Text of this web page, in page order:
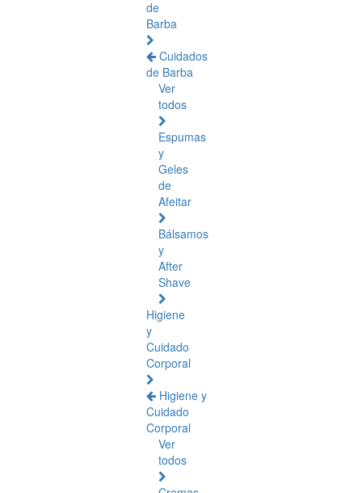
de
Barba
Cuidados
de Barba
Ver
todos
Espumas
y
Geles
de
Afeitar
Bálsamos
y
After
Shave
Higiene
y
Cuidado
Corporal
Higiene y
Cuidado
Corporal
Ver
todos